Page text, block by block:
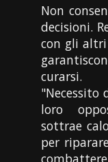
Non
decisioni.
con gli
curarsi.
"Necessito
loro
sottrae
per